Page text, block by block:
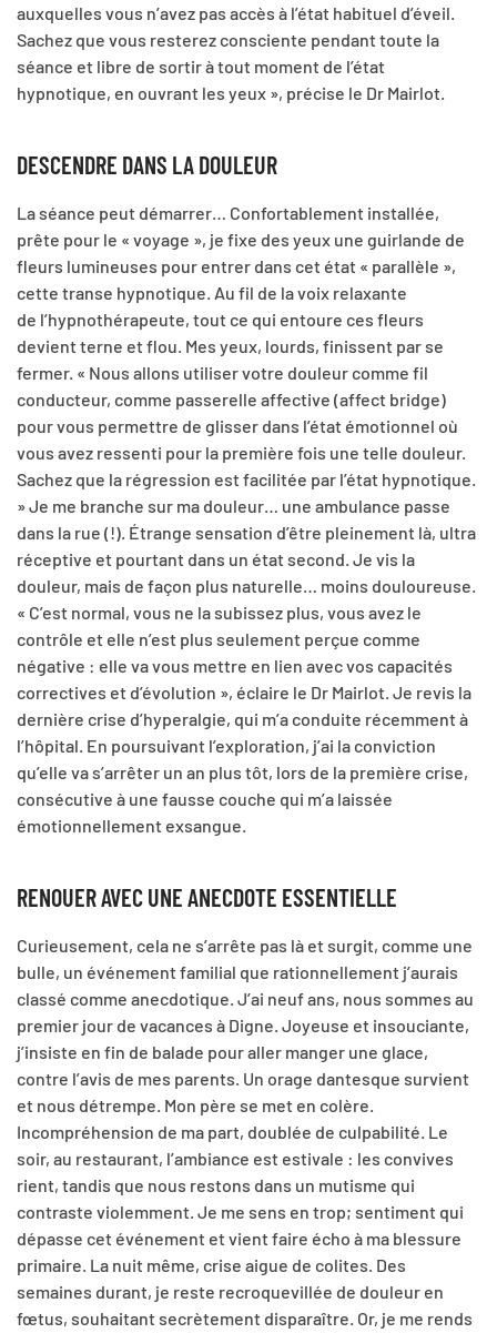
auxquelles vous n’avez pas accès à l’état habituel d’éveil.
Sachez que vous resterez consciente pendant toute la
séance et libre de sortir à tout moment de l’état
hypnotique, en ouvrant les yeux », précise le Dr Mairlot.
DESCENDRE DANS LA DOULEUR
La séance peut démarrer… Confortablement installée,
prête pour le « voyage », je fixe des yeux une guirlande de
fleurs lumineuses pour entrer dans cet état « parallèle »,
cette transe hypnotique. Au fil de la voix relaxante
de l’hypnothérapeute, tout ce qui entoure ces fleurs
devient terne et flou. Mes yeux, lourds, finissent par se
fermer. « Nous allons utiliser votre douleur comme fil
conducteur, comme passerelle affective (affect bridge)
pour vous permettre de glisser dans l’état émotionnel où
vous avez ressenti pour la première fois une telle douleur.
Sachez que la régression est facilitée par l’état hypnotique.
» Je me branche sur ma douleur… une ambulance passe
dans la rue (!). Étrange sensation d’être pleinement là, ultra
réceptive et pourtant dans un état second. Je vis la
douleur, mais de façon plus naturelle… moins douloureuse.
« C’est normal, vous ne la subissez plus, vous avez le
contrôle et elle n’est plus seulement perçue comme
négative : elle va vous mettre en lien avec vos capacités
correctives et d’évolution », éclaire le Dr Mairlot. Je revis la
dernière crise d’hyperalgie, qui m’a conduite récemment à
l’hôpital. En poursuivant l’exploration, j’ai la conviction
qu’elle va s’arrêter un an plus tôt, lors de la première crise,
consécutive à une fausse couche qui m’a laissée
émotionnellement exsangue.
RENOUER AVEC UNE ANECDOTE ESSENTIELLE
Curieusement, cela ne s’arrête pas là et surgit, comme une
bulle, un événement familial que rationnellement j’aurais
classé comme anecdotique. J’ai neuf ans, nous sommes au
premier jour de vacances à Digne. Joyeuse et insouciante,
j’insiste en fin de balade pour aller manger une glace,
contre l’avis de mes parents. Un orage dantesque survient
et nous détrempe. Mon père se met en colère.
Incompréhension de ma part, doublée de culpabilité. Le
soir, au restaurant, l’ambiance est estivale : les convives
rient, tandis que nous restons dans un mutisme qui
contraste violemment. Je me sens en trop; sentiment qui
dépasse cet événement et vient faire écho à ma blessure
primaire. La nuit même, crise aigue de colites. Des
semaines durant, je reste recroquevillée de douleur en
fœtus, souhaitant secrètement disparaître. Or, je me rends